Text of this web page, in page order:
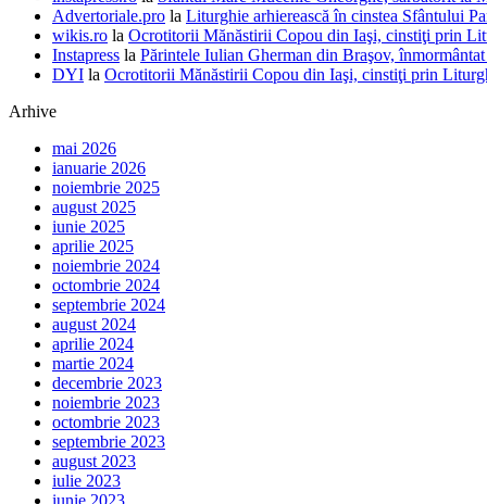
Advertoriale.pro la Liturghie arhierească în cinstea Sfântului
wikis.ro la Ocrotitorii Mănăstirii Copou din Iaşi, cinstiţi prin
Instapress la Părintele Iulian Gherman din Braşov,
DYI la Ocrotitorii Mănăstirii Copou din Iaşi, cinstiţi prin
Arhive
mai 2026
ianuarie 2026
noiembrie 2025
august 2025
iunie 2025
aprilie 2025
noiembrie 2024
octombrie 2024
septembrie 2024
august 2024
aprilie 2024
martie 2024
decembrie 2023
noiembrie 2023
octombrie 2023
septembrie 2023
august 2023
iulie 2023
iunie 2023